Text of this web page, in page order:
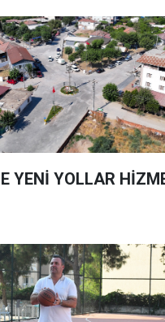
YENİ YOLLAR